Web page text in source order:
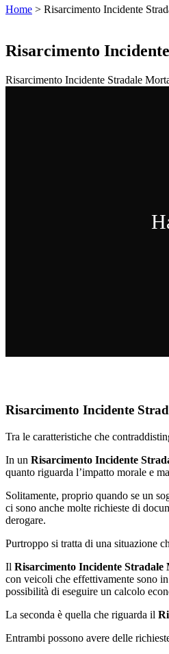
Home > Risarcimento Incidente
Risarcimento
Risarcimento Incidente Stradale
Risarcimento Incidente
Tra le caratteristiche che
In un Risarcimento Incidente
quanto riguarda l’impatto morale e
Solitamente, proprio quando se un
ci sono anche molte richieste di
derogare.
Purtroppo si tratta di una situazione
Il Risarcimento Incidente Stradale
con veicoli che effettivamente sono
possibilità di eseguire un calcolo
La seconda è quella che riguarda il
Entrambi possono avere delle